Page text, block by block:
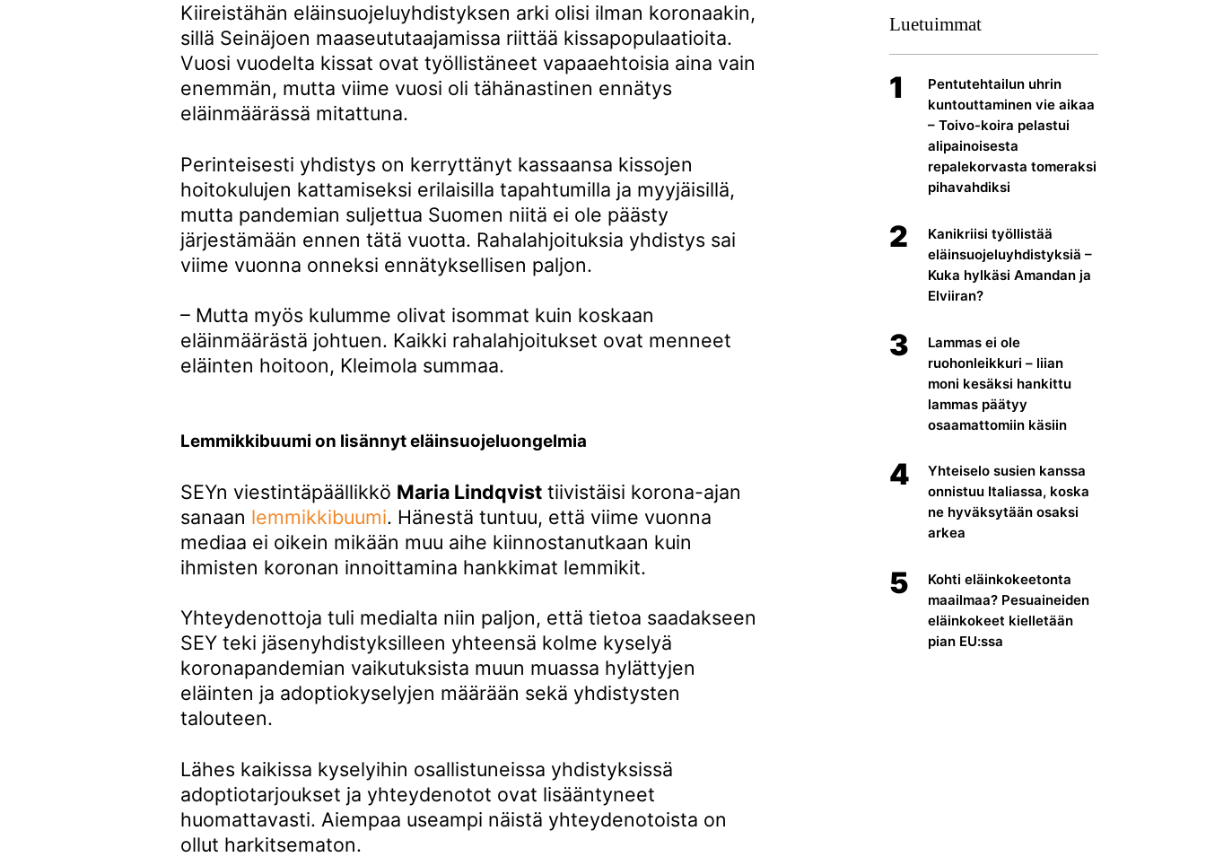
Kiireistähän eläinsuojeluyhdistyksen arki olisi ilman koronaakin,
sillä Seinäjoen maaseututaajamissa riittää kissapopulaatioita.
Vuosi vuodelta kissat ovat työllistäneet vapaaehtoisia aina vain
enemmän, mutta viime vuosi oli tähänastinen ennätys
eläinmäärässä mitattuna.
Perinteisesti yhdistys on kerryttänyt kassaansa kissojen
hoitokulujen kattamiseksi erilaisilla tapahtumilla ja myyjäisillä,
mutta pandemian suljettua Suomen niitä ei ole päästy
järjestämään ennen tätä vuotta. Rahalahjoituksia yhdistys sai
viime vuonna onneksi ennätyksellisen paljon.
– Mutta myös kulumme olivat isommat kuin koskaan
eläinmäärästä johtuen. Kaikki rahalahjoitukset ovat menneet
eläinten hoitoon, Kleimola summaa.
Lemmikkibuumi on lisännyt eläinsuojeluongelmia
SEYn viestintäpäällikkö Maria Lindqvist tiivistäisi korona-ajan
sanaan lemmikkibuumi. Hänestä tuntuu, että viime vuonna
mediaa ei oikein mikään muu aihe kiinnostanutkaan kuin
ihmisten koronan innoittamina hankkimat lemmikit.
Yhteydenottoja tuli medialta niin paljon, että tietoa saadakseen
SEY teki jäsenyhdistyksilleen yhteensä kolme kyselyä
koronapandemian vaikutuksista muun muassa hylättyjen
eläinten ja adoptiokyselyjen määrään sekä yhdistysten
talouteen.
Lähes kaikissa kyselyihin osallistuneissa yhdistyksissä
adoptiotarjoukset ja yhteydenotot ovat lisääntyneet
huomattavasti. Aiempaa useampi näistä yhteydenotoista on
ollut harkitsematon.
Luetuimmat
1
Pentutehtailun uhrin
kuntouttaminen vie aikaa
– Toivo-koira pelastui
alipainoisesta
repalekorvasta tomeraksi
pihavahdiksi
2
Kanikriisi työllistää
eläinsuojeluyhdistyksiä –
Kuka hylkäsi Amandan ja
Elviiran?
3
Lammas ei ole
ruohonleikkuri – liian
moni kesäksi hankittu
lammas päätyy
osaamattomiin käsiin
4
Yhteiselo susien kanssa
onnistuu Italiassa, koska
ne hyväksytään osaksi
arkea
5
Kohti eläinkokeetonta
maailmaa? Pesuaineiden
eläinkokeet kielletään
pian EU:ssa